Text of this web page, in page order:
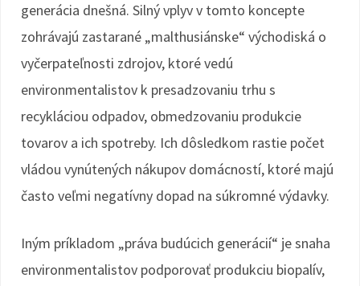
generácia dnešná. Silný vplyv v tomto koncepte
zohrávajú zastarané „malthusiánske“ východiská o
vyčerpateľnosti zdrojov, ktoré vedú
environmentalistov k presadzovaniu trhu s
recykláciou odpadov, obmedzovaniu produkcie
tovarov a ich spotreby. Ich dôsledkom rastie počet
vládou vynútených nákupov domácností, ktoré majú
často veľmi negatívny dopad na súkromné výdavky.
Iným príkladom „práva budúcich generácií“ je snaha
environmentalistov podporovať produkciu biopalív,